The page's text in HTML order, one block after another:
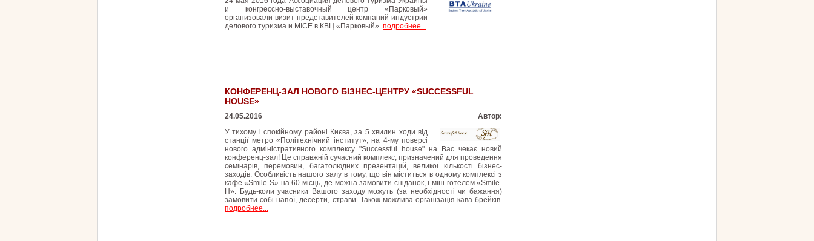
и конгрессно-выставочный центр «Парковый»
организовали визит представителей компаний индустрии
делового туризма и MICE в КВЦ «Парковый». подробнее...
КОНФЕРЕНЦ-ЗАЛ НОВОГО БІЗНЕС-ЦЕНТРУ «SUCCESSFUL
HOUSE»
24.05.2016
Автор:
У тихому і спокійному районі Києва, за 5 хвилин ходи від
станції метро «Політехнічний інститут», на 4-му поверсі
нового адміністративного комплексу "Successful house" на Вас чекає новий
конференц-зал! Це справжній сучасний комплекс, призначений для проведення
семінарів, перемовин, багатолюдних презентацій, великої кількості бізнес-
заходів. Особливість нашого залу в тому, що він міститься в одному комплексі з
кафе «Smile-S» на 60 місць, де можна замовити сніданок, і міні-готелем «Smile-
H». Будь-коли учасники Вашого заходу можуть (за необхідності чи бажання)
замовити собі напої, десерти, страви. Також можлива організація кава-брейків.
подробнее...